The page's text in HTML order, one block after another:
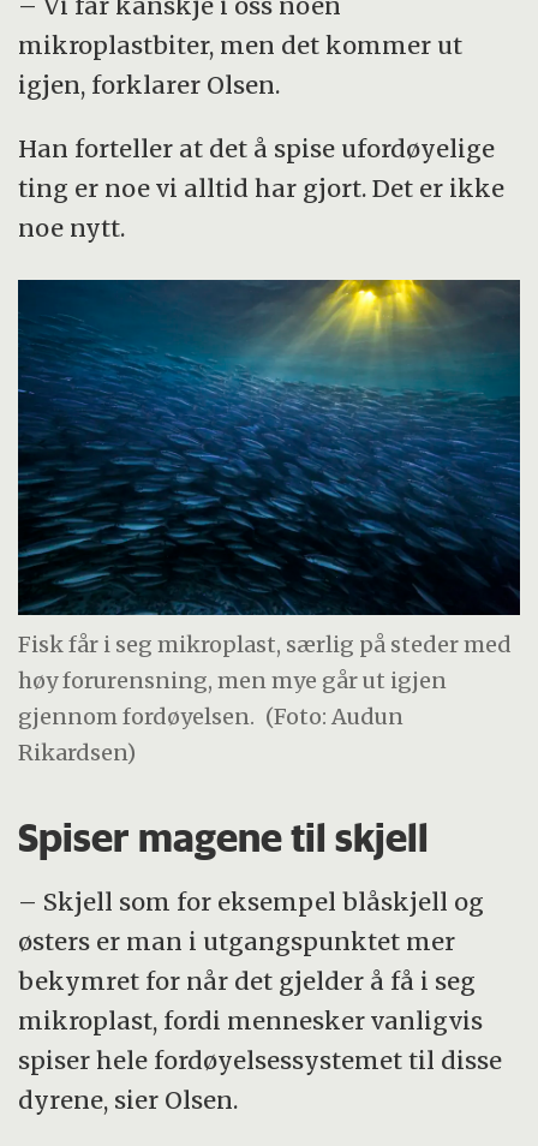
mikroplastbiter, men det kommer ut
igjen, forklarer Olsen.
Han forteller at det å spise ufordøyelige
ting er noe vi alltid har gjort. Det er ikke
noe nytt.
Fisk får i seg mikroplast, særlig på steder med
høy forurensning, men mye går ut igjen
gjennom fordøyelsen. (Foto: Audun
Rikardsen)
Spiser magene til skjell
– Skjell som for eksempel blåskjell og
østers er man i utgangspunktet mer
bekymret for når det gjelder å få i seg
mikroplast, fordi mennesker vanligvis
spiser hele fordøyelsessystemet til disse
dyrene, sier Olsen.